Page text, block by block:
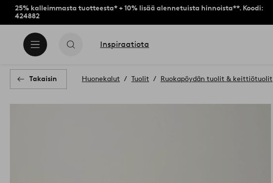
25% kalleimmasta tuotteesta* + 10% lisää alennetuista hinnoista**. Koodi:
424882
Inspiraatiota
Takaisin Huonekalut Tuolit Ruokapöydän tuolit & keittiötuolit